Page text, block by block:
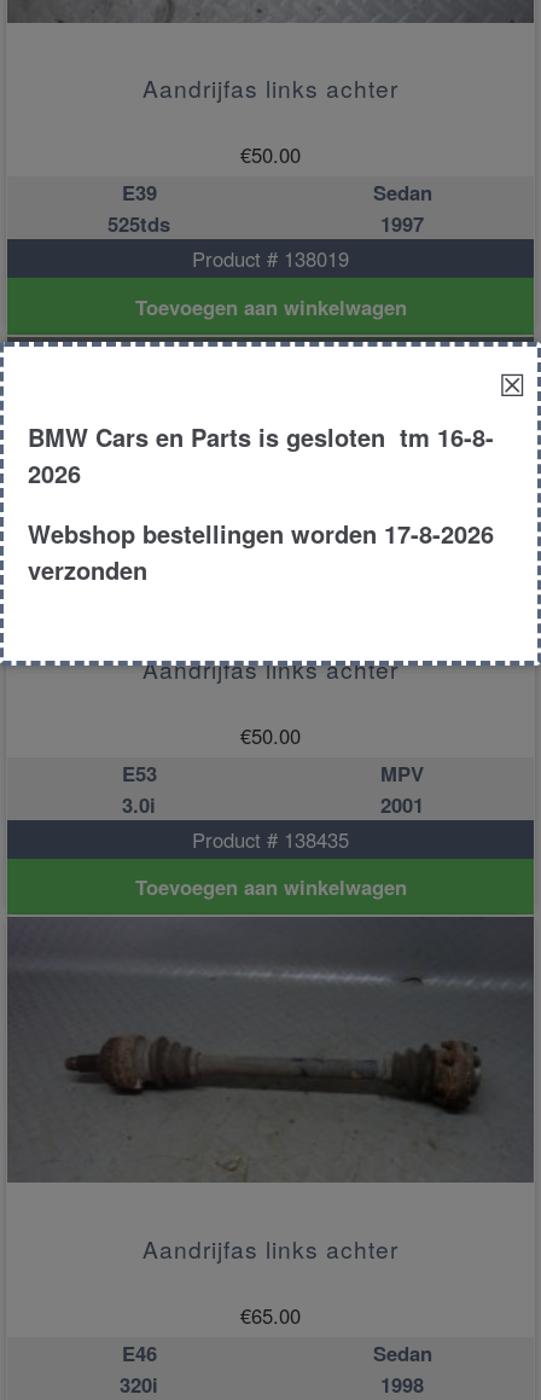
Aandrijfas links achter
€50.00
E39
Sedan
525tds
1997
Product # 138019
Toevoegen aan winkelwagen
Aandrijfas links achter
€50.00
E53
MPV
3.0i
2001
Product # 138435
Toevoegen aan winkelwagen
Aandrijfas links achter
€65.00
E46
Sedan
320i
1998
☒
BMW Cars en Parts is gesloten tm 16-8-
2026
Webshop bestellingen worden 17-8-2026
verzonden